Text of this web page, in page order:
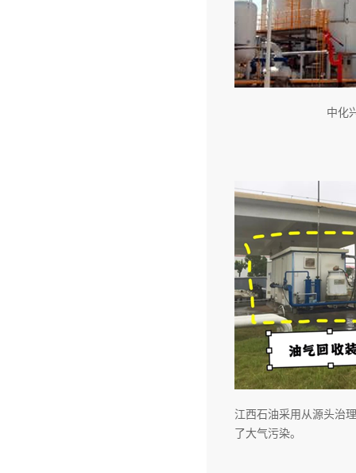
中化
江西石油采用从源头治
了大气污染。